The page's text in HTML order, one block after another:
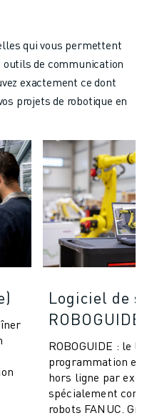
qui vous permettent
de communication
exactement ce dont
projets de robotique en
Logiciel de
ROBOGUIDE
ROBOGUIDE : le
programmation et
hors ligne par
spécialement
robots FANUC.